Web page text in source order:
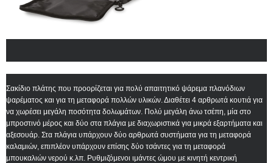
Σακίδιο πλάτης που προορίζεται για πολύ απαιτητικό ψάρεμα πλανόδιων
ψαρέματος και για τη μεταφορά πολλών υλικών. Διαθέτει 4 αρθρωτά κουτιά για
να χωρέσει μεγάλη ποσότητα δολωμάτων. Πολύ μεγάλη άνω τσέπη, μία στο
μπροστινό μέρος και δύο στα πλάγια με διαχωριστικά για μικρά εξαρτήματα και
αξεσουάρ. Στα πλάγια υπάρχουν δύο αρθρωτά συστήματα για τη μεταφορά
καλαμιών, επιπλέον υπάρχουν επίσης δύο τσάντες για τη μεταφορά
μπουκαλιών νερού κ.λπ. Ρυθμιζόμενοι ιμάντες ώμου με κινητή κεντρική